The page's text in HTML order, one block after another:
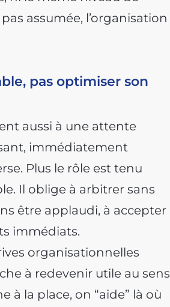
assumée, l’organisation
pas optimiser son
aussi à une attente
immédiatement
Plus le rôle est tenu
Il oblige à arbitrer sans
être applaudi, à accepter
immédiats.
organisationnelles
à redevenir utile au sens
à la place, on “aide” là où